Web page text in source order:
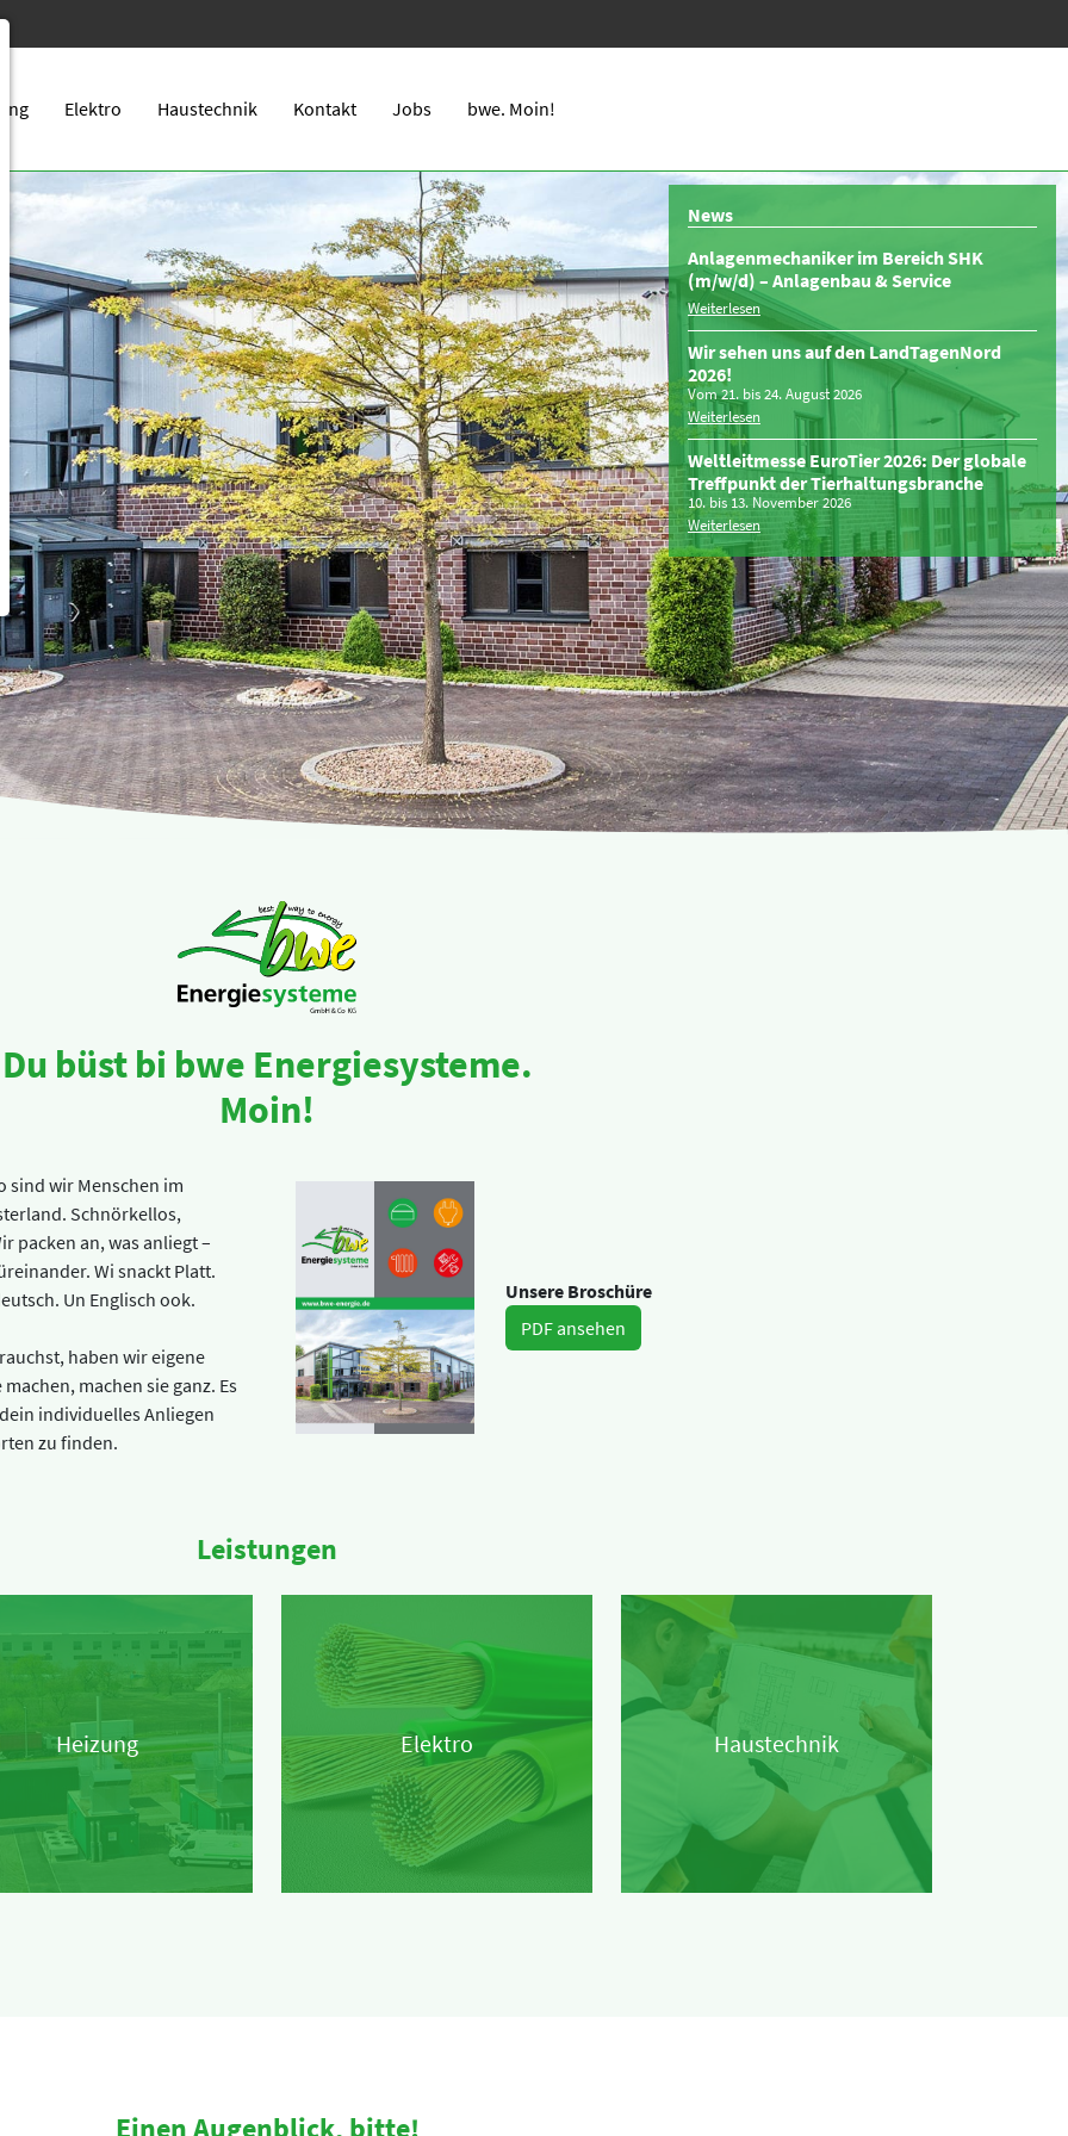
Elektro Haustechnik Kontakt Jobs bwe. Moin!
News
Anlagenmechaniker im Bereich SHK
(m/w/d) – Anlagenbau & Service
Weiterlesen
Wir sehen uns auf den LandTagenNord
2026!
Vom 21. bis 24. August 2026
Weiterlesen
Weltleitmesse EuroTier 2026: Der globale
Treffpunkt der Tierhaltungsbranche
10. bis 13. November 2026
Weiterlesen
Du büst bi bwe Energiesysteme.
Moin!
sind wir Menschen im
Schnörkellos,
packen an, was anliegt –
Wi snackt Platt.
Un Englisch ook.
haben wir eigene
machen sie ganz. Es
individuelles Anliegen
zu finden.
Unsere Broschüre
PDF ansehen
Leistungen
Heizung Elektro Haustechnik
Einen Augenblick, bitte!